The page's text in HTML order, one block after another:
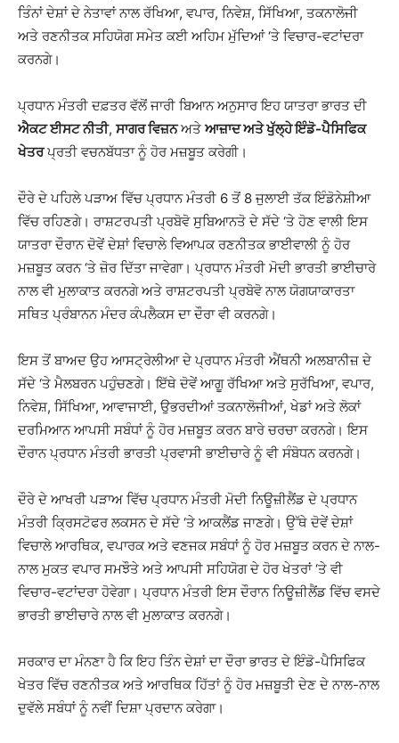
ਤਿੰਨਾਂ ਦੇਸ਼ਾਂ ਦੇ ਨੇਤਾਵਾਂ ਨਾਲ ਰੱਖਿਆ, ਵਪਾਰ, ਨਿਵੇਸ਼, ਸਿੱਖਿਆ, ਤਕਨਾਲੋਜੀ
ਅਤੇ ਰਣਨੀਤਕ ਸਹਿਯੋਗ ਸਮੇਤ ਕਈ ਅਹਿਮ ਮੁੱਦਿਆਂ ‘ਤੇ ਵਿਚਾਰ-ਵਟਾਂਦਰਾ
ਕਰਨਗੇ।
ਪ੍ਰਧਾਨ ਮੰਤਰੀ ਦਫ਼ਤਰ ਵੱਲੋਂ ਜਾਰੀ ਬਿਆਨ ਅਨੁਸਾਰ ਇਹ ਯਾਤਰਾ ਭਾਰਤ ਦੀ
ਐਕਟ ਈਸਟ ਨੀਤੀ,ਸਾਗਰ ਵਿਜ਼ਨਅਤੇਆਜ਼ਾਦ ਅਤੇ ਖੁੱਲ੍ਹੇ ਇੰਡੋ-ਪੈਸਿਫਿਕ
ਖੇਤਰਪ੍ਰਤੀ ਵਚਨਬੱਧਤਾ ਨੂੰ ਹੋਰ ਮਜ਼ਬੂਤ ਕਰੇਗੀ।
ਦੌਰੇ ਦੇ ਪਹਿਲੇ ਪੜਾਅ ਵਿੱਚ ਪ੍ਰਧਾਨ ਮੰਤਰੀ 6 ਤੋਂ 8 ਜੁਲਾਈ ਤੱਕ ਇੰਡੋਨੇਸ਼ੀਆ
ਵਿੱਚ ਰਹਿਣਗੇ। ਰਾਸ਼ਟਰਪਤੀ ਪ੍ਰਬੋਵੋ ਸੁਬਿਆਨਤੋ ਦੇ ਸੱਦੇ ‘ਤੇ ਹੋਣ ਵਾਲੀ ਇਸ
ਯਾਤਰਾ ਦੌਰਾਨ ਦੋਵੇਂ ਦੇਸ਼ਾਂ ਵਿਚਾਲੇ ਵਿਆਪਕ ਰਣਨੀਤਕ ਭਾਈਵਾਲੀ ਨੂੰ ਹੋਰ
ਮਜ਼ਬੂਤ ਕਰਨ ‘ਤੇ ਜ਼ੋਰ ਦਿੱਤਾ ਜਾਵੇਗਾ। ਪ੍ਰਧਾਨ ਮੰਤਰੀ ਮੋਦੀ ਭਾਰਤੀ ਭਾਈਚਾਰੇ
ਨਾਲ ਵੀ ਮੁਲਾਕਾਤ ਕਰਨਗੇ ਅਤੇ ਰਾਸ਼ਟਰਪਤੀ ਪ੍ਰਬੋਵੋ ਨਾਲ ਯੋਗਯਾਕਾਰਤਾ
ਸਥਿਤ ਪ੍ਰੰਬਾਨਨ ਮੰਦਰ ਕੰਪਲੈਕਸ ਦਾ ਦੌਰਾ ਵੀ ਕਰਨਗੇ।
ਇਸ ਤੋਂ ਬਾਅਦ ਉਹ ਆਸਟ੍ਰੇਲੀਆ ਦੇ ਪ੍ਰਧਾਨ ਮੰਤਰੀ ਐਂਥਨੀ ਅਲਬਾਨੀਜ਼ ਦੇ
ਸੱਦੇ ‘ਤੇ ਮੈਲਬਰਨ ਪਹੁੰਚਣਗੇ। ਇੱਥੇ ਦੋਵੇਂ ਆਗੂ ਰੱਖਿਆ ਅਤੇ ਸੁਰੱਖਿਆ, ਵਪਾਰ,
ਨਿਵੇਸ਼, ਸਿੱਖਿਆ, ਆਵਾਜਾਈ, ਉਭਰਦੀਆਂ ਤਕਨਾਲੋਜੀਆਂ, ਖੇਡਾਂ ਅਤੇ ਲੋਕਾਂ
ਦਰਮਿਆਨ ਆਪਸੀ ਸਬੰਧਾਂ ਨੂੰ ਹੋਰ ਮਜ਼ਬੂਤ ਕਰਨ ਬਾਰੇ ਚਰਚਾ ਕਰਨਗੇ। ਇਸ
ਦੌਰਾਨ ਪ੍ਰਧਾਨ ਮੰਤਰੀ ਭਾਰਤੀ ਪ੍ਰਵਾਸੀ ਭਾਈਚਾਰੇ ਨੂੰ ਵੀ ਸੰਬੋਧਨ ਕਰਨਗੇ।
ਦੌਰੇ ਦੇ ਆਖਰੀ ਪੜਾਅ ਵਿੱਚ ਪ੍ਰਧਾਨ ਮੰਤਰੀ ਮੋਦੀ ਨਿਊਜ਼ੀਲੈਂਡ ਦੇ ਪ੍ਰਧਾਨ
ਮੰਤਰੀ ਕ੍ਰਿਸਟੋਫਰ ਲਕਸਨ ਦੇ ਸੱਦੇ ‘ਤੇ ਆਕਲੈਂਡ ਜਾਣਗੇ। ਉੱਥੇ ਦੋਵੇਂ ਦੇਸ਼ਾਂ
ਵਿਚਾਲੇ ਆਰਥਿਕ, ਵਪਾਰਕ ਅਤੇ ਵਣਜਕ ਸਬੰਧਾਂ ਨੂੰ ਹੋਰ ਮਜ਼ਬੂਤ ਕਰਨ ਦੇ ਨਾਲ-
ਨਾਲ ਮੁਕਤ ਵਪਾਰ ਸਮਝੌਤੇ ਅਤੇ ਆਪਸੀ ਸਹਿਯੋਗ ਦੇ ਹੋਰ ਖੇਤਰਾਂ ‘ਤੇ ਵੀ
ਵਿਚਾਰ-ਵਟਾਂਦਰਾ ਹੋਵੇਗਾ। ਪ੍ਰਧਾਨ ਮੰਤਰੀ ਇਸ ਦੌਰਾਨ ਨਿਊਜ਼ੀਲੈਂਡ ਵਿੱਚ ਵਸਦੇ
ਭਾਰਤੀ ਭਾਈਚਾਰੇ ਨਾਲ ਵੀ ਮੁਲਾਕਾਤ ਕਰਨਗੇ।
ਸਰਕਾਰ ਦਾ ਮੰਨਣਾ ਹੈ ਕਿ ਇਹ ਤਿੰਨ ਦੇਸ਼ਾਂ ਦਾ ਦੌਰਾ ਭਾਰਤ ਦੇ ਇੰਡੋ-ਪੈਸਿਫਿਕ
ਖੇਤਰ ਵਿੱਚ ਰਣਨੀਤਕ ਅਤੇ ਆਰਥਿਕ ਹਿੱਤਾਂ ਨੂੰ ਹੋਰ ਮਜ਼ਬੂਤੀ ਦੇਣ ਦੇ ਨਾਲ-ਨਾਲ
ਦੁਵੱਲੇ ਸਬੰਧਾਂ ਨੂੰ ਨਵੀਂ ਦਿਸ਼ਾ ਪ੍ਰਦਾਨ ਕਰੇਗਾ।